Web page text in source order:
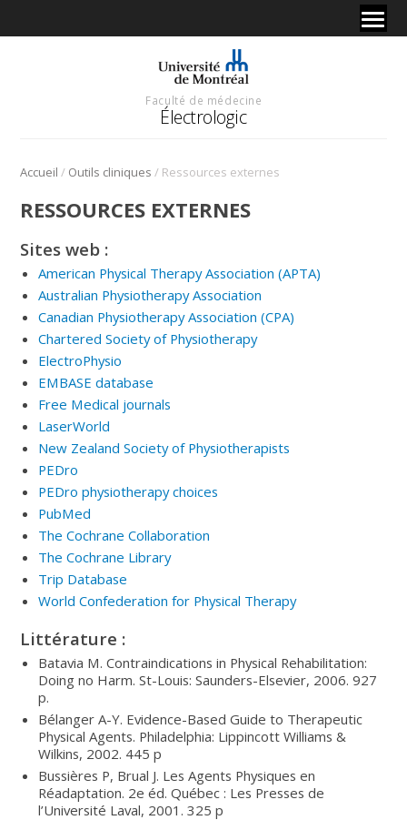
Faculté de médecine
Électrologic
Accueil / Outils cliniques / Ressources externes
RESSOURCES EXTERNES
Sites web :
American Physical Therapy Association (APTA)
Australian Physiotherapy Association
Canadian Physiotherapy Association (CPA)
Chartered Society of Physiotherapy
ElectroPhysio
EMBASE database
Free Medical journals
LaserWorld
New Zealand Society of Physiotherapists
PEDro
PEDro physiotherapy choices
PubMed
The Cochrane Collaboration
The Cochrane Library
Trip Database
World Confederation for Physical Therapy
Littérature :
Batavia M. Contraindications in Physical Rehabilitation:
Doing no Harm. St-Louis: Saunders-Elsevier, 2006. 927
p.
Bélanger A-Y. Evidence-Based Guide to Therapeutic
Physical Agents. Philadelphia: Lippincott Williams &
Wilkins, 2002. 445 p
Bussières P, Brual J. Les Agents Physiques en
Réadaptation. 2e éd. Québec : Les Presses de
l’Université Laval, 2001. 325 p